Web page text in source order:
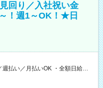
回り／入社祝い金
！週1～OK！★日
週払い／月払いOK ・全額日給保
円ずつ支給！ ※100勤務目で合